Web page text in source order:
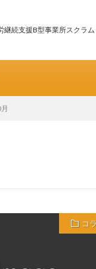
継続支援B型事業所スクラム
コ